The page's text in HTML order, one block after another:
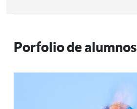
Porfolio de alumnos